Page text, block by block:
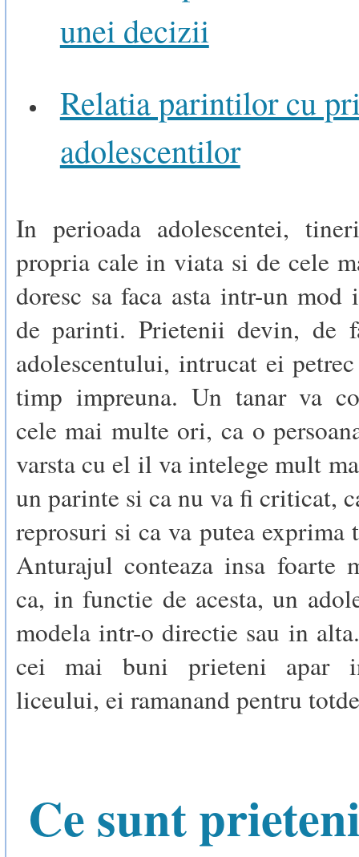
unei decizii
Relatia parintilor cu
adolescentilor
In perioada adolescentei,
propria cale in viata si de cele
doresc sa faca asta intr-un mod
de parinti. Prietenii devin, de
adolescentului, intrucat ei
timp impreuna. Un tanar va
cele mai multe ori, ca o
varsta cu el il va intelege mult
un parinte si ca nu va fi criticat,
reprosuri si ca va putea exprima
Anturajul conteaza insa foarte
ca, in functie de acesta, un
modela intr-o directie sau in
cei mai buni prieteni apar
liceului, ei ramanand pentru
Ce sunt